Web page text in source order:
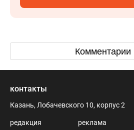
Комментарии
контакты
Казань, Лобачевского 10, корпус 2
редакция
реклама